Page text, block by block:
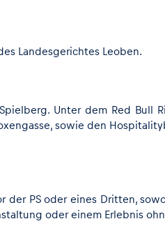
Landesgerichtes Leoben.
Unter dem Red Bull
sowie den
PS oder eines Dritten,
oder einem Erlebnis